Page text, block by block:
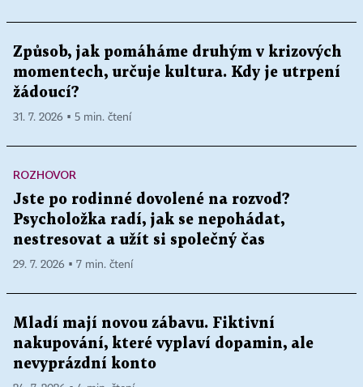
Způsob, jak pomáháme druhým v krizových
momentech, určuje kultura. Kdy je utrpení
žádoucí?
31. 7. 2026 ▪ 5 min. čtení
ROZHOVOR
Jste po rodinné dovolené na rozvod?
Psycholožka radí, jak se nepohádat,
nestresovat a užít si společný čas
29. 7. 2026 ▪ 7 min. čtení
Mladí mají novou zábavu. Fiktivní
nakupování, které vyplaví dopamin, ale
nevyprázdní konto